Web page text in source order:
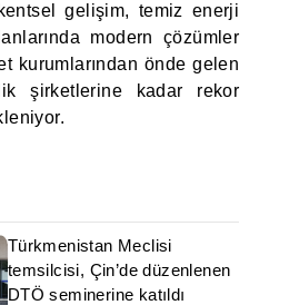
gelişim, temiz enerji
modern çözümler
kurumlarından önde gelen
şirketlerine kadar rekor
Türkmenistan Meclisi
temsilcisi, Çin’de düzenlenen
DTÖ seminerine katıldı